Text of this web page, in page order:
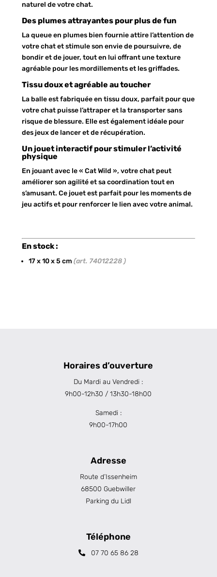
naturel de votre chat.
Des plumes attrayantes pour plus de fun
La queue en plumes bien fournie attire l’attention de
votre chat et stimule son envie de poursuivre, de
bondir et de jouer, tout en lui offrant une texture
agréable pour les mordillements et les griffades.
Tissu doux et agréable au toucher
La balle est fabriquée en tissu doux, parfait pour que
votre chat puisse l’attraper et la transporter sans
risque de blessure. Elle est également idéale pour
des jeux de lancer et de récupération.
Un jouet interactif pour stimuler l’activité
physique
En jouant avec le « Cat Wild », votre chat peut
améliorer son agilité et sa coordination tout en
s’amusant. Ce jouet est parfait pour les moments de
jeu actifs et pour renforcer le lien avec votre animal.
En stock :
17 x 10 x 5 cm (art. 74012228 )
Horaires d’ouverture
Du Mardi au Vendredi :
9h00-12h30 / 13h30-18h00
Samedi :
9h00-17h00
Adresse
Route d’Issenheim
68500 Guebwiller
Parking du Lidl
Téléphone
07 70 65 86 28